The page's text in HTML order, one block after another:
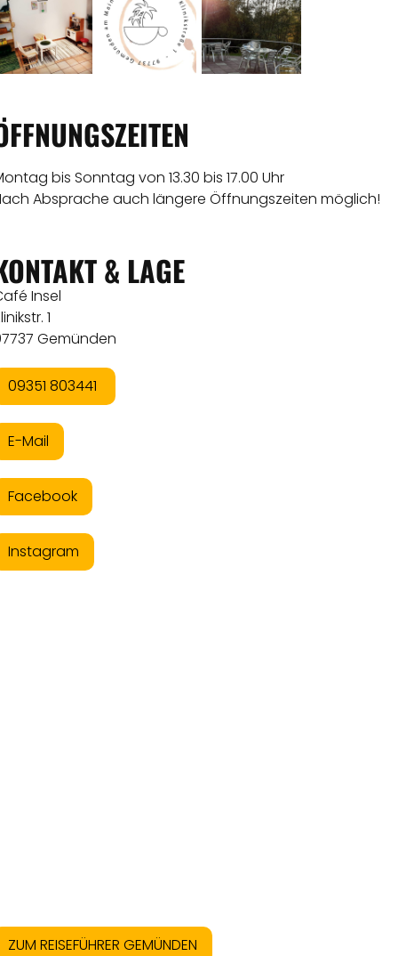
bis Sonntag von 13.30 bis 17.00 Uhr
Absprache auch längere Öffnungszeiten möglich!
& LAGE
Insel
1
Gemünden
09351 803441
E-Mail
Facebook
Instagram
ZUM REISEFÜHRER GEMÜNDEN